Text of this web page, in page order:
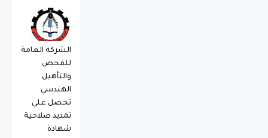
الشركة العامة
للفحص
والتأهيل
الهندسي
تحصل على
تمديد صلاحية
شهادة